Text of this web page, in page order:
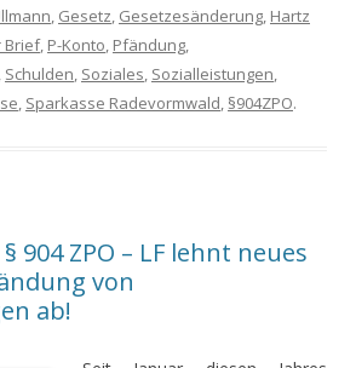
, Gesetz, Gesetzesänderung, Hartz
Brief, P-Konto, Pfändung,
, Schulden, Soziales, Sozialleistungen,
, Sparkasse Radevormwald, §904ZPO.
904 ZPO – LF lehnt neues
von
ab!